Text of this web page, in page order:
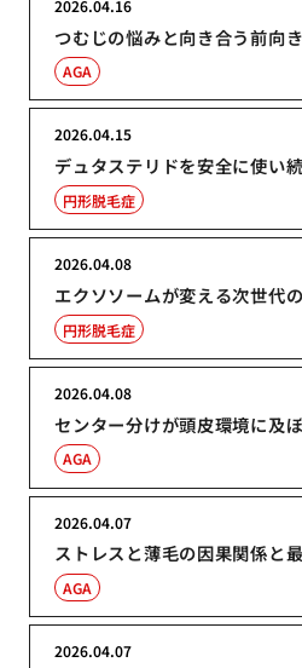
つむじの悩みと向き合う前向
2026.04.16
AGA
デュタステリドを安全に使い
2026.04.15
円形脱毛症
エクソソームが変える次世代
2026.04.08
円形脱毛症
センター分けが頭皮環境に及
2026.04.08
AGA
ストレスと薄毛の因果関係と
2026.04.07
AGA
2026.04.07